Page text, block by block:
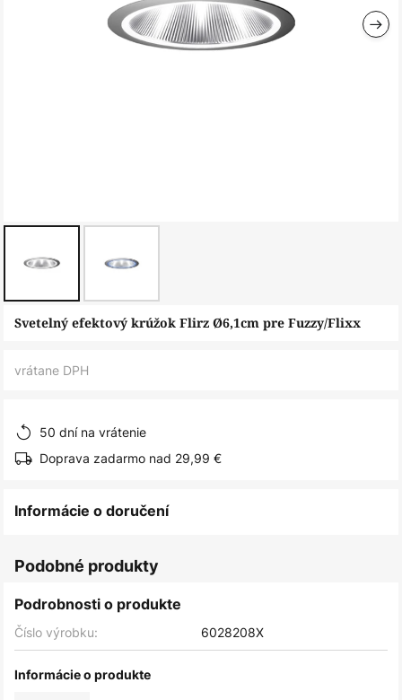
Preskočiť
Svetelný efektový krúžok Flirz Ø6,1cm pre Fuzzy/Flixx
vrátane DPH
50 dní na vrátenie
Doprava zadarmo nad 29,99 €
Informácie o doručení
Podobné produkty
Podrobnosti o produkte
Číslo výrobku: 6028208X
Informácie o produkte